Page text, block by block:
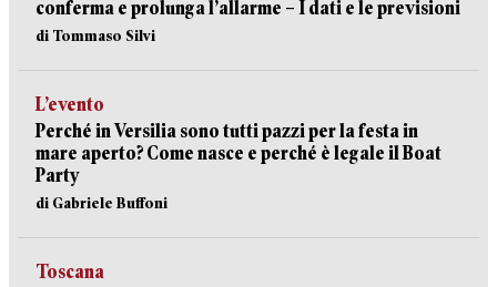
conferma e prolunga l’allarme – I dati e le previsioni
di Tommaso Silvi
L’evento
Perché in Versilia sono tutti pazzi per la festa in
mare aperto? Come nasce e perché è legale il Boat
Party
di Gabriele Buffoni
Toscana